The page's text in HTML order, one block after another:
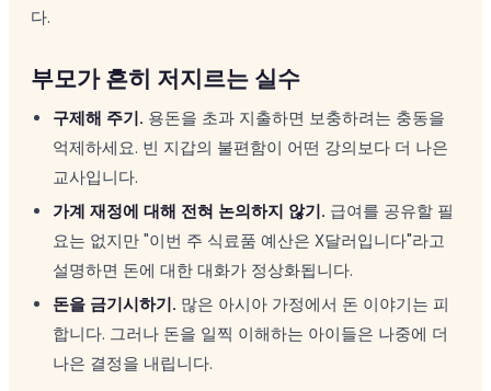
다.
부모가 흔히 저지르는 실수
구제해 주기. 용돈을 초과 지출하면 보충하려는 충동을
억제하세요. 빈 지갑의 불편함이 어떤 강의보다 더 나은
교사입니다.
가계 재정에 대해 전혀 논의하지 않기. 급여를 공유할 필
요는 없지만 "이번 주 식료품 예산은 X달러입니다"라고
설명하면 돈에 대한 대화가 정상화됩니다.
돈을 금기시하기. 많은 아시아 가정에서 돈 이야기는 피
합니다. 그러나 돈을 일찍 이해하는 아이들은 나중에 더
나은 결정을 내립니다.